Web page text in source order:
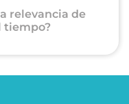
relevancia de
tiempo?